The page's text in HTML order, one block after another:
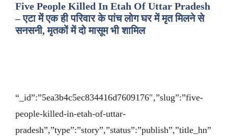
Five People Killed In Etah Of Uttar Pradesh
– एटा में एक ही परिवार के पांच लोग घर में मृत मिलने से
सनसनी, मृतकों में दो मासूम भी शामिल
“_id”:”5ea3b4c5ec834416d7609176″,”slug”:”five-
people-killed-in-etah-of-uttar-
pradesh”,”type”:”story”,”status”:”publish”,”title_hn”